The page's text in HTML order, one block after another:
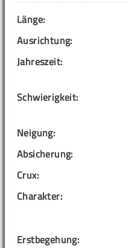
Länge:
Ausrichtung:
Jahreszeit:
Schwierigkeit:
Neigung:
Absicherung:
Crux:
Charakter:
Erstbegehung: